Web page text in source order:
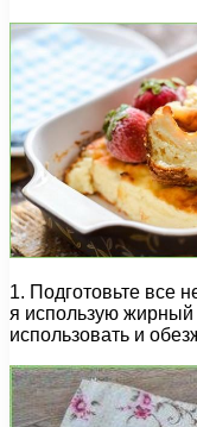
1. Подготовьте все
я использую
использовать и